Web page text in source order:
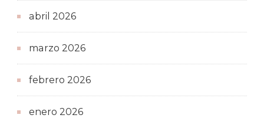
abril 2026
marzo 2026
febrero 2026
enero 2026